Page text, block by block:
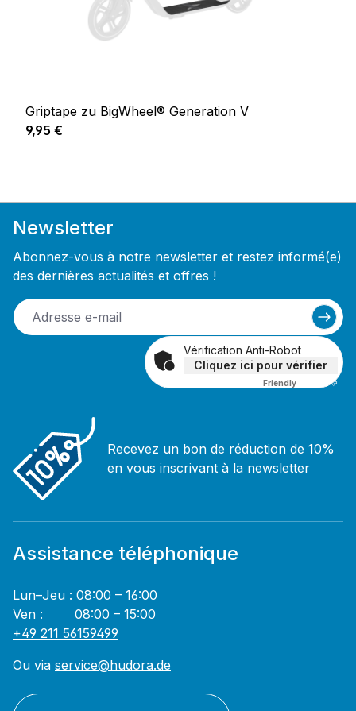
Griptape zu BigWheel® Generation V
Prix régulier :
9,95 €
Newsletter
Abonnez-vous à notre newsletter et restez informé(e)
des dernières actualités et offres !
Vérification Anti-Robot
Cliquez ici pour vérifier
Friendly Captcha ⇗
Recevez un bon de réduction de 10%
en vous inscrivant à la newsletter
Assistance téléphonique
Lun–Jeu : 08:00 – 16:00
Ven : 08:00 – 15:00
+49 211 56159499
Ou via service@hudora.de